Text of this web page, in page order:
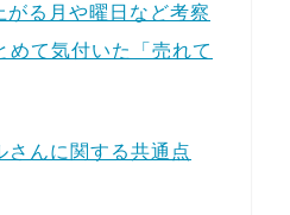
る月や曜日など考察
めて気付いた「売れて
さんに関する共通点